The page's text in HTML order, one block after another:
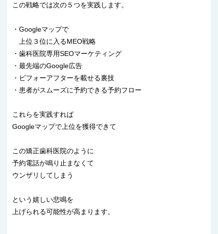
この戦略では次の５つを実践します。
・Googleマップで
上位３位に入るMEO戦略
・歯科医院専用SEOマーケティング
・最先端のGoogle広告
・ビフォーアフターを載せる裏技
・患者がスムーズに予約できる予約フロー
これらを実践すれば
Googleマップで上位を獲得できて
この矯正歯科医院のように
予約電話が鳴り止まなくて
ウンザリしてしまう
という嬉しい悲鳴を
上げられる可能性が高まります。